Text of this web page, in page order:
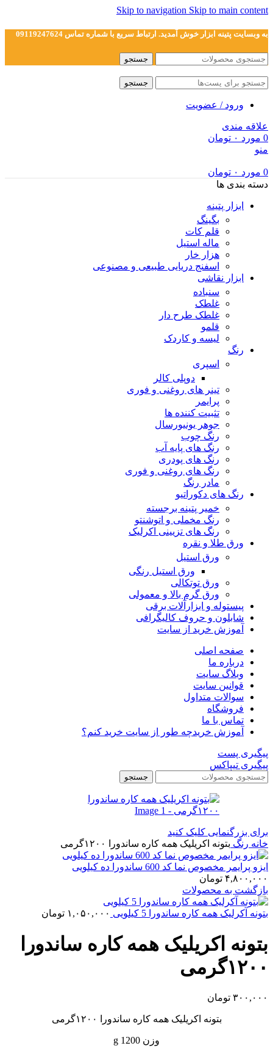
Skip to navigation Skip to main content
به وبسایت پتینه ابزار خوش آمدید. ارتباط سریع با شماره تماس 09119247624
جستجو
جستجو
ورود / عضویت
علاقه مندی
0 مورد ۰ تومان
منو
0 مورد ۰ تومان
دسته بندی ها
ابزار پتینه
بگینگ
قلم کات
ماله استیل
هزار خار
اسفنج دریایی طبیعی و مصنوعی
ابزار نقاشی
سنباده
غلطک
غلطک طرح دار
قلمو
لیسه و کاردک
رنگ
اسپری
دوپلی کالر
تینر های روغنی و فوری
پرایمر
تثبیت کننده ها
جوهر یونیورسال
رنگ چوب
رنگ‌ های پایه آب
رنگ های پودری
رنگ‌ های روغنی و فوری
مادر رنگ
رنگ های دکوراتیو
خمیر پتینه برجسته
رنگ مخملی و اتوشنتو
رنگ های تزیینی اکرلیک
ورق طلا و نقره
ورق استیل
ورق استیل رنگی
ورق توتکالی
ورق گرم بالا و معمولی
پیستوله و ابزارآلات برقی
شابلون و حروف کالیگرافی
آموزش خرید از سایت
صفحه اصلی
درباره ما
وبلاگ سایت
قوانین سایت
سوالات متداول
فروشگاه
تماس با ما
آموزش خریدچه طور از سایت خرید کنم؟
پیگیری پست
پیگیری تیپاکس
جستجو
برای بزرگنمایی کلیک کنید
خانه رنگ بتونه اکریلیک همه کاره ساندورا ۱۲۰۰گرمی
ایزو پرایمر مخصوص نما کد 600 ساندورا ده کیلویی
۴,۸۰۰,۰۰۰ تومان
بازگشت به محصولات
بتونه آکرلیک همه کاره ساندورا 5 کیلویی ۱,۰۵۰,۰۰۰ تومان
بتونه اکریلیک همه کاره ساندورا
۱۲۰۰گرمی
۳۰۰,۰۰۰ تومان
بتونه اکریلیک همه کاره ساندورا ۱۲۰۰گرمی
وزن 1200 g